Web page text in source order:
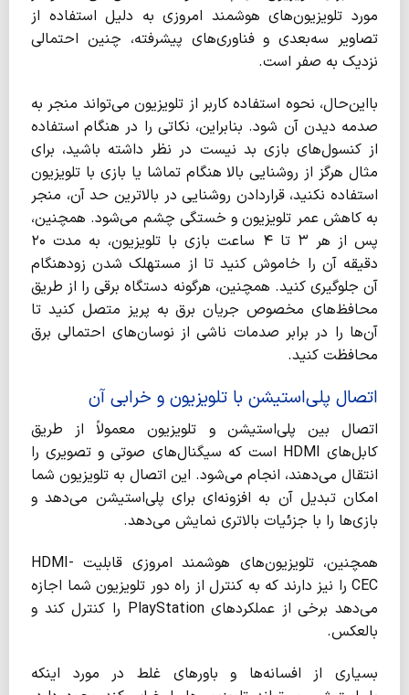
مورد تلویزیون‌های هوشمند امروزی به دلیل استفاده از
تصاویر سه‌بعدی و فناوری‌های پیشرفته، چنین احتمالی
نزدیک به صفر است.
بااین‌حال، نحوه استفاده کاربر از تلویزیون می‌تواند منجر به
صدمه دیدن آن شود. بنابراین، نکاتی را در هنگام استفاده
از کنسول‌های بازی بد نیست در نظر داشته باشید، برای
مثال هرگز از روشنایی بالا هنگام تماشا یا بازی با تلویزیون
استفاده نکنید، قراردادن روشنایی در بالاترین حد آن، منجر
به کاهش عمر تلویزیون و خستگی چشم می‌شود. همچنین،
پس از هر ۳ تا ۴ ساعت بازی با تلویزیون، به مدت ۲۰
دقیقه آن را خاموش کنید تا از مستهلک شدن زودهنگام
آن جلوگیری کنید. همچنین، هرگونه دستگاه برقی را از طریق
محافظ‌های مخصوص جریان برق به پریز متصل کنید تا
آن‌ها را در برابر صدمات ناشی از نوسان‌های احتمالی برق
محافظت کنید.
اتصال پلی‌استیشن با تلویزیون و خرابی آن
اتصال بین پلی‌استیشن و تلویزیون معمولاً از طریق
کابل‌های HDMI است که سیگنال‌های صوتی و تصویری را
انتقال می‌دهند، انجام می‌شود. این اتصال به تلویزیون شما
امکان تبدیل آن به افزونه‌ای برای پلی‌استیشن می‌دهد و
بازی‌ها را با جزئیات بالاتری نمایش می‌دهد.
همچنین، تلویزیون‌های هوشمند امروزی قابلیت HDMI-
CEC را نیز دارند که به کنترل از راه دور تلویزیون شما اجازه
می‌دهد برخی از عملکردهای PlayStation را کنترل کند و
بالعکس.
بسیاری از افسانه‌ها و باورهای غلط در مورد اینکه